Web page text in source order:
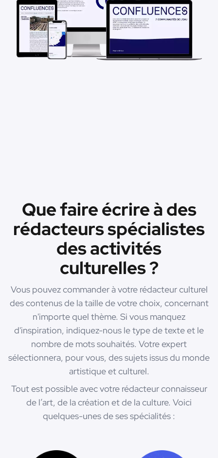
Que faire écrire à des
rédacteurs spécialistes
des activités
culturelles ?
Vous pouvez commander à votre rédacteur culturel
des contenus de la taille de votre choix, concernant
n'importe quel thème. Si vous manquez
d'inspiration, indiquez-nous le type de texte et le
nombre de mots souhaités. Votre expert
sélectionnera, pour vous, des sujets issus du monde
artistique et culturel.
Tout est possible avec votre rédacteur connaisseur
de l’art, de la création et de la culture. Voici
quelques-unes de ses spécialités :